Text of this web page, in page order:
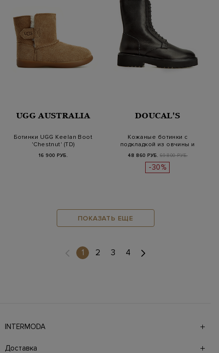
UGG AUSTRALIA
Ботинки UGG Keelan Boot
'Chestnut' (TD)
16 900 РУБ.
DOUCAL'S
Кожаные ботинки с
подкладкой из овчины и
ювелирными це…
48 860 РУБ. 69 800 РУБ.
-30%
ПОКАЗАТЬ ЕЩЕ
1(current)
2 3 4
INTERMODA
брендов на 4 этажах в самом центре города. На сайте
Доставка